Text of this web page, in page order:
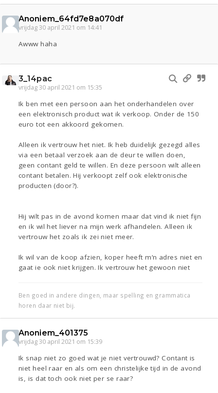
Anoniem_64fd7e8a070df
vrijdag 30 april 2021 om 14:41
Awww haha
3_14pac
vrijdag 30 april 2021 om 15:35
Ik ben met een persoon aan het onderhandelen over
een elektronisch product wat ik verkoop. Onder de 150
euro tot een akkoord gekomen.
Alleen ik vertrouw het niet. Ik heb duidelijk gezegd alles
via een betaal verzoek aan de deur te willen doen,
geen contant geld te willen. En deze persoon wilt alleen
contant betalen. Hij verkoopt zelf ook elektronische
producten (door?).
Hij wilt pas in de avond komen maar dat vind ik niet fijn
en ik wil het liever na mijn werk afhandelen. Alleen ik
vertrouw het zoals ik zei niet meer.
Ik wil van de koop afzien, koper heeft m’n adres niet en
gaat ie ook niet krijgen. Ik vertrouw het gewoon niet
Ben goed in andere dingen, maar spelling en grammatica
horen daar niet bij.
Anoniem_401375
vrijdag 30 april 2021 om 15:39
Ik snap niet zo goed wat je niet vertrouwd? Contant is
niet heel raar en als om een christelijke tijd in de avond
is, is dat toch ook niet per se raar?